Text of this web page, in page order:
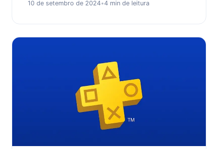
10 de setembro de 2024•4 min de leitura